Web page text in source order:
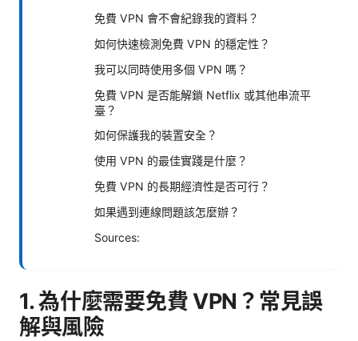
免費 VPN 會不會紀錄我的資料？
如何快速檢測免費 VPN 的穩定性？
我可以同時使用多個 VPN 嗎？
免費 VPN 是否能解鎖 Netflix 或其他串流平
臺？
如何保護我的裝置安全？
使用 VPN 的最佳實踐是什麼？
免費 VPN 的長期經濟性是否可行？
如果遇到連線問題該怎麼辦？
Sources:
1. 為什麼需要免費 VPN？常見誤
解與風險